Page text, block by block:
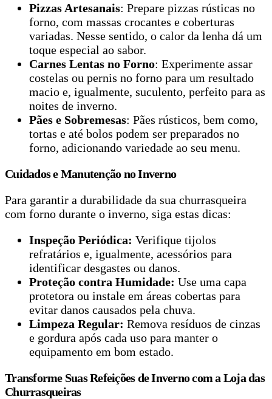
Pizzas Artesanais: Prepare pizzas rústicas no
forno, com massas crocantes e coberturas
variadas. Nesse sentido, o calor da lenha dá um
toque especial ao sabor.
Carnes Lentas no Forno: Experimente assar
costelas ou pernis no forno para um resultado
macio e, igualmente, suculento, perfeito para as
noites de inverno.
Pães e Sobremesas: Pães rústicos, bem como,
tortas e até bolos podem ser preparados no
forno, adicionando variedade ao seu menu.
Cuidados e Manutenção no Inverno
Para garantir a durabilidade da sua churrasqueira
com forno durante o inverno, siga estas dicas:
Inspeção Periódica: Verifique tijolos
refratários e, igualmente, acessórios para
identificar desgastes ou danos.
Proteção contra Humidade: Use uma capa
protetora ou instale em áreas cobertas para
evitar danos causados pela chuva.
Limpeza Regular: Remova resíduos de cinzas
e gordura após cada uso para manter o
equipamento em bom estado.
Transforme Suas Refeições de Inverno com a Loja das
Churrasqueiras